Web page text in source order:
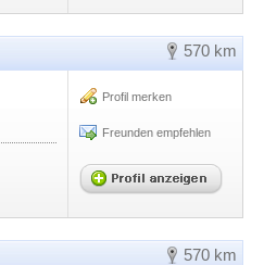
570 km
Profil merken
Freunden empfehlen
570 km